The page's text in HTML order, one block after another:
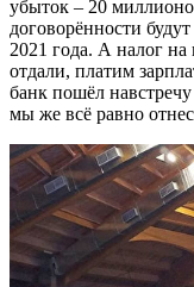
убыток – 20
договорённости
2021 года. А налог
отдали, платим
банк пошёл
мы же всё равно